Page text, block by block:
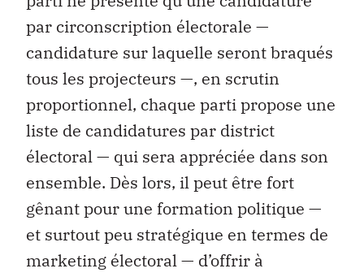
par circonscription électorale —
candidature sur laquelle seront braqués
tous les projecteurs —, en scrutin
proportionnel, chaque parti propose une
liste de candidatures par district
électoral — qui sera appréciée dans son
ensemble. Dès lors, il peut être fort
gênant pour une formation politique —
et surtout peu stratégique en termes de
marketing électoral — d’offrir à